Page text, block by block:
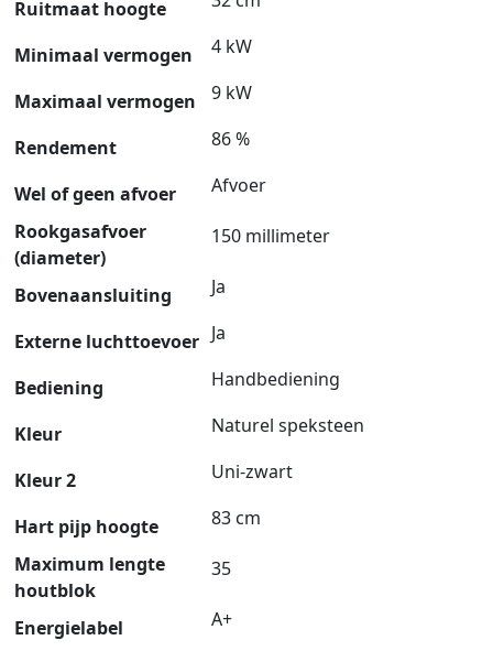
Ruitmaat hoogte
Minimaal vermogen 4 kW
Maximaal vermogen 9 kW
Rendement 86 %
Wel of geen afvoer
Afvoer
Rookgasafvoer
(diameter)
150 millimeter
Bovenaansluiting Ja
Externe luchttoevoer Ja
Bediening Handbediening
Kleur Naturel speksteen
Kleur 2 Uni-zwart
Hart pijp hoogte
83 cm
Maximum lengte
houtblok
35
Energielabel A+